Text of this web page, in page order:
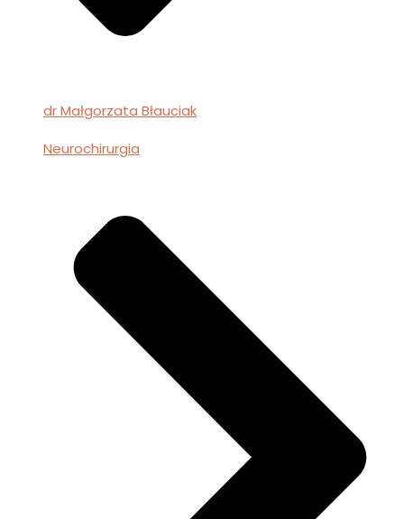
dr Małgorzata Błauciak
Neurochirurgia